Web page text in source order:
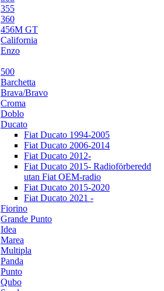
355
360
456M GT
California
Enzo
500
Barchetta
Brava/Bravo
Croma
Doblo
Ducato
Fiat Ducato 1994-2005
Fiat Ducato 2006-2014
Fiat Ducato 2012-
Fiat Ducato 2015- Radioförberedd
utan Fiat OEM-radio
Fiat Ducato 2015-2020
Fiat Ducato 2021 -
Fiorino
Grande Punto
Idea
Marea
Multipla
Panda
Punto
Qubo